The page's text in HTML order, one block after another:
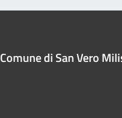
Comune di San Vero